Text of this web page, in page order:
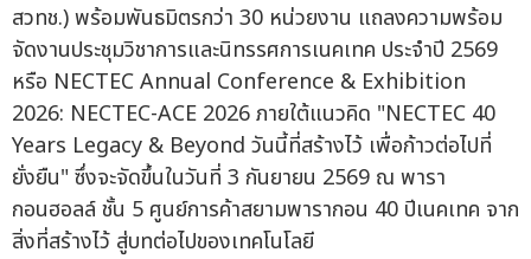
สวทช.) พร้อมพันธมิตรกว่า 30 หน่วยงาน แถลงความพร้อม
จัดงานประชุมวิชาการและนิทรรศการเนคเทค ประจำปี 2569
หรือ NECTEC Annual Conference & Exhibition
2026: NECTEC-ACE 2026 ภายใต้แนวคิด "NECTEC 40
Years Legacy & Beyond วันนี้ที่สร้างไว้ เพื่อก้าวต่อไปที่
ยั่งยืน" ซึ่งจะจัดขึ้นในวันที่ 3 กันยายน 2569 ณ พารา
กอนฮอลล์ ชั้น 5 ศูนย์การค้าสยามพารากอน 40 ปีเนคเทค จาก
สิ่งที่สร้างไว้ สู่บทต่อไปของเทคโนโลยี